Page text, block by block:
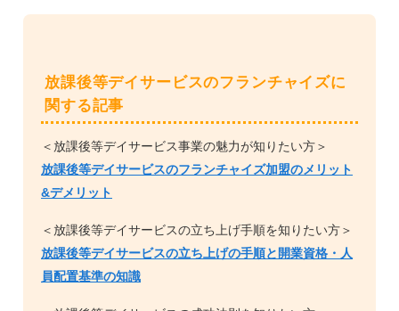
放課後等デイサービスのフランチャイズに
関する記事
＜放課後等デイサービス事業の魅力が知りたい方＞
放課後等デイサービスのフランチャイズ加盟のメリット
&デメリット
＜放課後等デイサービスの立ち上げ手順を知りたい方＞
放課後等デイサービスの立ち上げの手順と開業資格・人
員配置基準の知識